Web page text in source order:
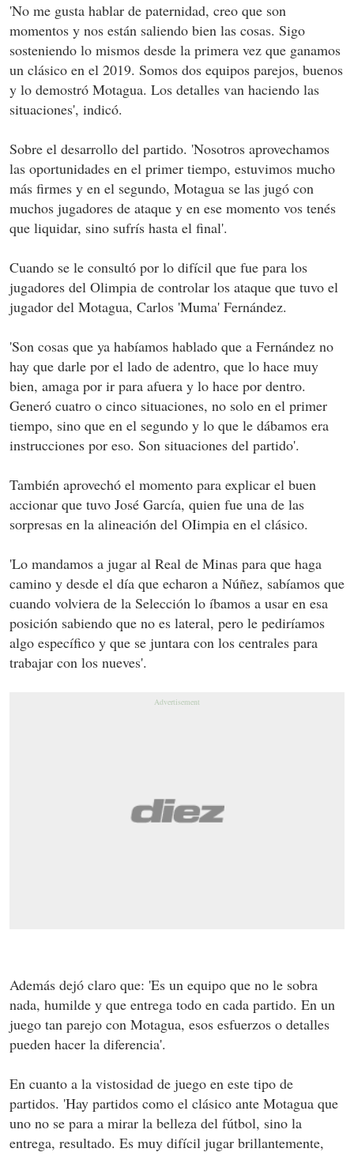
'No me gusta hablar de paternidad, creo que son
momentos y nos están saliendo bien las cosas. Sigo
sosteniendo lo mismos desde la primera vez que ganamos
un clásico en el 2019. Somos dos equipos parejos, buenos
y lo demostró Motagua. Los detalles van haciendo las
situaciones', indicó.
Sobre el desarrollo del partido. 'Nosotros aprovechamos
las oportunidades en el primer tiempo, estuvimos mucho
más firmes y en el segundo, Motagua se las jugó con
muchos jugadores de ataque y en ese momento vos tenés
que liquidar, sino sufrís hasta el final'.
Cuando se le consultó por lo difícil que fue para los
jugadores del Olimpia de controlar los ataque que tuvo el
jugador del Motagua, Carlos 'Muma' Fernández.
'Son cosas que ya habíamos hablado que a Fernández no
hay que darle por el lado de adentro, que lo hace muy
bien, amaga por ir para afuera y lo hace por dentro.
Generó cuatro o cinco situaciones, no solo en el primer
tiempo, sino que en el segundo y lo que le dábamos era
instrucciones por eso. Son situaciones del partido'.
También aprovechó el momento para explicar el buen
accionar que tuvo José García, quien fue una de las
sorpresas en la alineación del OIimpia en el clásico.
'Lo mandamos a jugar al Real de Minas para que haga
camino y desde el día que echaron a Núñez, sabíamos que
cuando volviera de la Selección lo íbamos a usar en esa
posición sabiendo que no es lateral, pero le pediríamos
algo específico y que se juntara con los centrales para
trabajar con los nueves'.
Además dejó claro que: 'Es un equipo que no le sobra
nada, humilde y que entrega todo en cada partido. En un
juego tan parejo con Motagua, esos esfuerzos o detalles
pueden hacer la diferencia'.
En cuanto a la vistosidad de juego en este tipo de
partidos. 'Hay partidos como el clásico ante Motagua que
uno no se para a mirar la belleza del fútbol, sino la
entrega, resultado. Es muy difícil jugar brillantemente,